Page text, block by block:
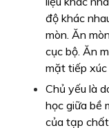
kim loại
hỏng, tuy
tính chất cơ
đập nên là
Thường
duralumin
kim gốc